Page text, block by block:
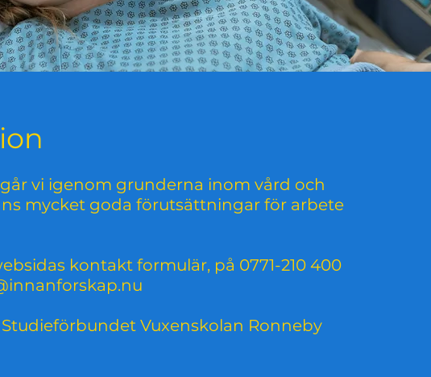
vi igenom grunderna inom vård och
mycket goda förutsättningar för arbete
kontakt formulär, på 0771-210 400
Studieförbundet Vuxenskolan Ronneby